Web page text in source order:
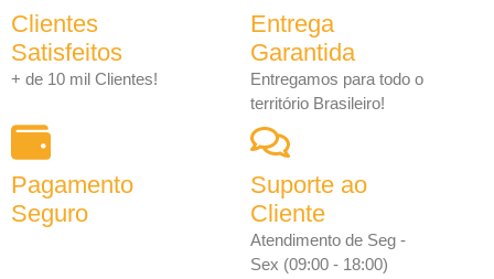
Clientes
Satisfeitos
+ de 10 mil Clientes!
Entrega
Garantida
Entregamos para todo o
território Brasileiro!
Pagamento
Seguro
Suporte ao
Cliente
Atendimento de Seg -
Sex (09:00 - 18:00)